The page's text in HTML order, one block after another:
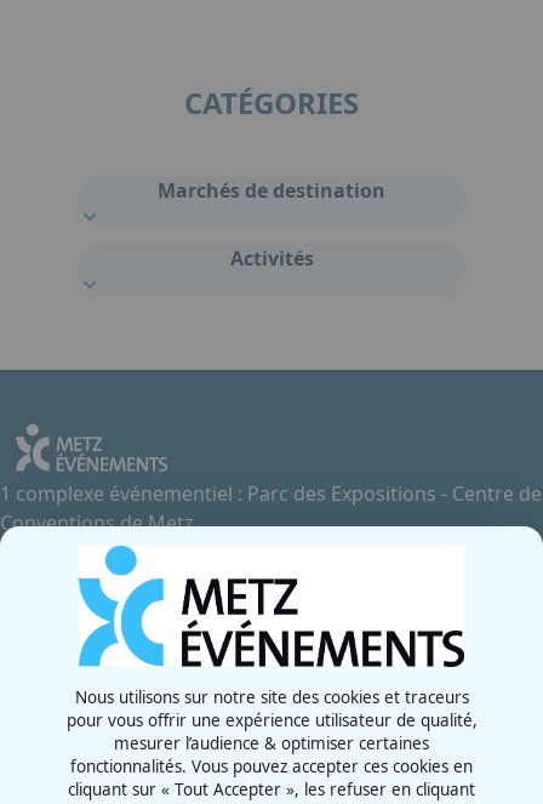
CATÉGORIES
Marchés de destination
Activités
1 complexe événementiel : Parc des Expositions - Centre de
Conventions de Metz
Contactez-nous
+33 3 87 55 66 00
Rue de la Grange aux Bois
57070 - Metz
France
Newsletter
Nous utilisons sur notre site des cookies et traceurs
pour vous offrir une expérience utilisateur de qualité,
mesurer l’audience & optimiser certaines
fonctionnalités. Vous pouvez accepter ces cookies en
cliquant sur « Tout Accepter », les refuser en cliquant